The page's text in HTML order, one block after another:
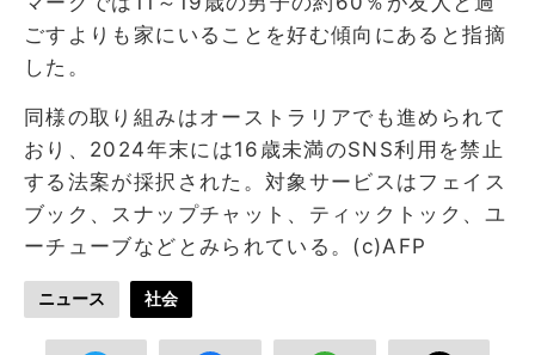
ごすよりも家にいることを好む傾向にあると指摘
した。
同様の取り組みはオーストラリアでも進められて
おり、2024年末には16歳未満のSNS利用を禁止
する法案が採択された。対象サービスはフェイス
ブック、スナップチャット、ティックトック、ユ
ーチューブなどとみられている。(c)AFP
ニュース 社会